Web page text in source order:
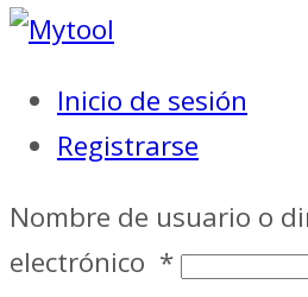
Inicio de sesión
Registrarse
Nombre de usuario o
electrónico *